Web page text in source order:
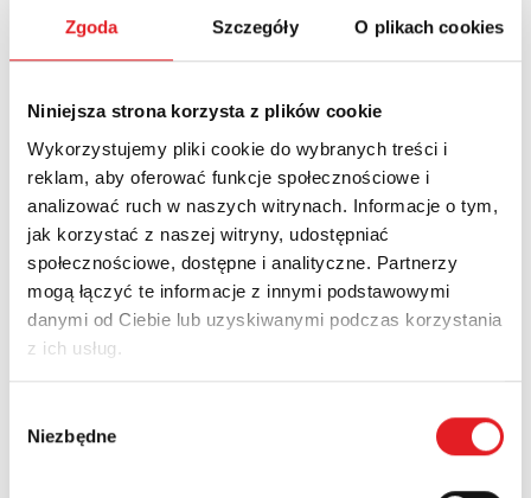
Zgoda Szczegóły O plikach cookies
Niniejsza strona korzysta z plików cookie
Wykorzystujemy pliki cookie do wybranych treści i
reklam, aby oferować funkcje społecznościowe i
analizować ruch w naszych witrynach. Informacje o tym,
jak korzystać z naszej witryny, udostępniać
społecznościowe, dostępne i analityczne. Partnerzy
mogą łączyć te informacje z innymi podstawowymi
danymi od Ciebie lub uzyskiwanymi podczas korzystania
z ich usług.
zgody
Niezbędne
Ask for the details of the offer
Name: *
Email: *
Company: